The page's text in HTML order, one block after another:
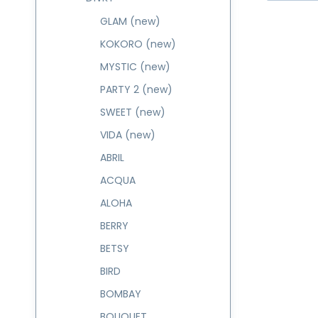
GLAM (new)
KOKORO (new)
MYSTIC (new)
PARTY 2 (new)
SWEET (new)
VIDA (new)
ABRIL
ACQUA
ALOHA
BERRY
BETSY
BIRD
BOMBAY